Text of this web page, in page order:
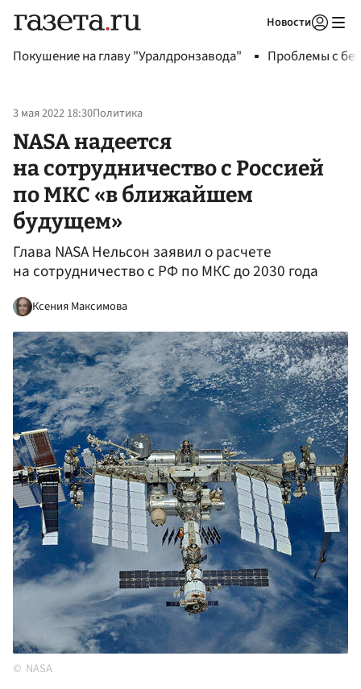
Новости
Покушение на главу "Уралдронзавода" Проблемы с
3 мая 2022 18:30Политика
NASA надеется
на сотрудничество с Россией
по МКС «в ближайшем
будущем»
Глава NASA Нельсон заявил о расчете
на сотрудничество с РФ по МКС до 2030 года
Ксения Максимова
NASA